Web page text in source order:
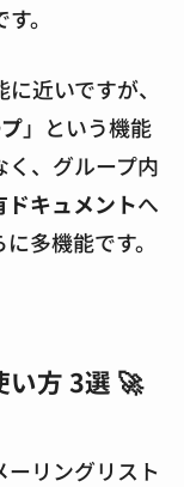
。
近いですが、
」という機能
、グループ内
ドキュメントへ
多機能です。
い方 3選 🚀
ーリングリスト